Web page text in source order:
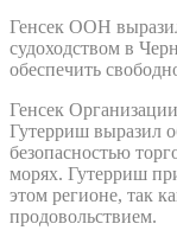
Генсек ООН
судоходством в
обеспечить
Генсек
Гутерриш выразил
безопасностью
морях. Гутерриш
этом регионе, так
продовольствием.